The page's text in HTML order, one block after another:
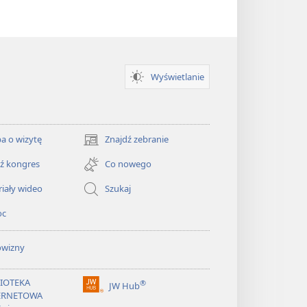
Wyświetlanie
o wizytę Znajdź zebranie
(opens
new
window)
kongres
Co nowego
wideo
Szukaj
JW Hub®
(opens